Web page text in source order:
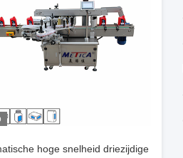
hoge snelheid driezijdige